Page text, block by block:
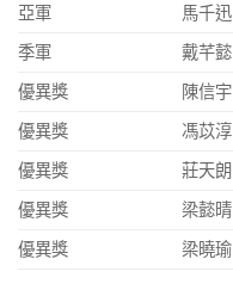
亞軍
馬千迅
季軍
戴芊懿
優異獎
陳信宇
優異獎
馮苡淳
優異獎
莊天朗
優異獎
梁懿晴
優異獎
梁曉瑜